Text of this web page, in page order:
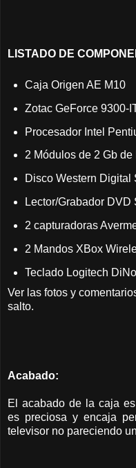
LISTADO DE
Caja Origen AE M10
Zotac GeForce 9300-
Procesador Intel
2 Módulos de 2 Gb de
Disco Western Digital
Lector/Grabador
2 capturadoras
2 Mandos XBox
Teclado Logitech
Ver las fotos y
salto.
Acabado:
El acabado de la caja
es preciosa y encaja
televisor no pareciendo